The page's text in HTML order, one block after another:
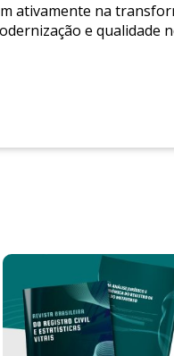
ativamente na
e qualidade